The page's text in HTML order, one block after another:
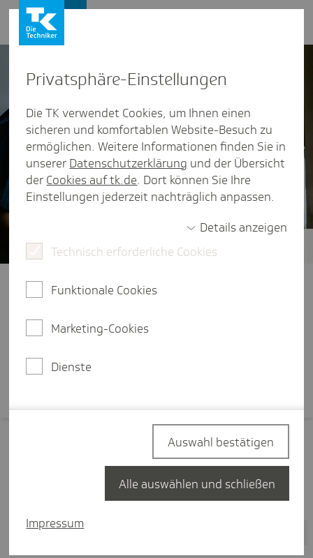
Konzepte für ein gesundes
Pflegende Angehörige
Mehr erfahren
Filter zurücksetzen
Alle Inhalte
Privat­sphäre-Einstel­lungen
Die TK verwendet Cookies, um Ihnen einen
sicheren und komfortablen Website-Besuch zu
ermöglichen. Weitere Informationen finden Sie in
unserer Datenschutzerklärung und der Übersicht
der Cookies auf tk.de. Dort können Sie Ihre
Einstellungen jederzeit nachträglich anpassen.
Details anzeigen
Technisch erforderliche Cookies
Funktionale Cookies
Marketing-Cookies
Dienste
Impressum
Auswahl bestätigen
Alle auswählen und schließen